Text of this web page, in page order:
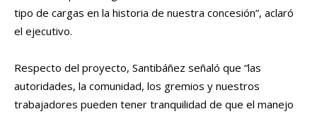
tipo de cargas en la historia de nuestra concesión”, aclaró
el ejecutivo.
Respecto del proyecto, Santibáñez señaló que “las
autoridades, la comunidad, los gremios y nuestros
trabajadores pueden tener tranquilidad de que el manejo